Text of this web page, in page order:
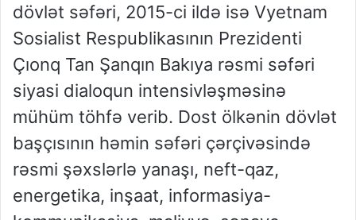
dövlət səfəri, 2015-ci ildə isə Vyetnam
Sosialist Respublikasının Prezidenti
Çıonq Tan Şanqın Bakıya rəsmi səfəri
siyasi dialoqun intensivləşməsinə
mühüm töhfə verib. Dost ölkənin dövlət
başçısının həmin səfəri çərçivəsində
rəsmi şəxslərlə yanaşı, neft-qaz,
energetika, inşaat, informasiya-